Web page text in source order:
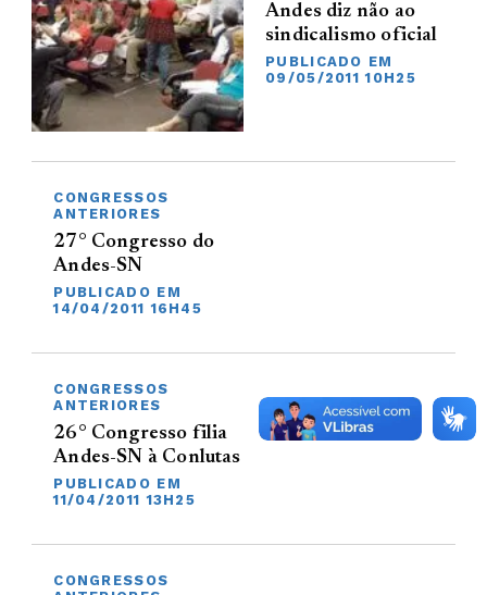
Andes diz não ao
sindicalismo oficial
PUBLICADO EM
09/05/2011 10H25
CONGRESSOS
ANTERIORES
27° Congresso do
Andes-SN
PUBLICADO EM
14/04/2011 16H45
CONGRESSOS
ANTERIORES
26° Congresso filia
Andes-SN à Conlutas
PUBLICADO EM
11/04/2011 13H25
CONGRESSOS